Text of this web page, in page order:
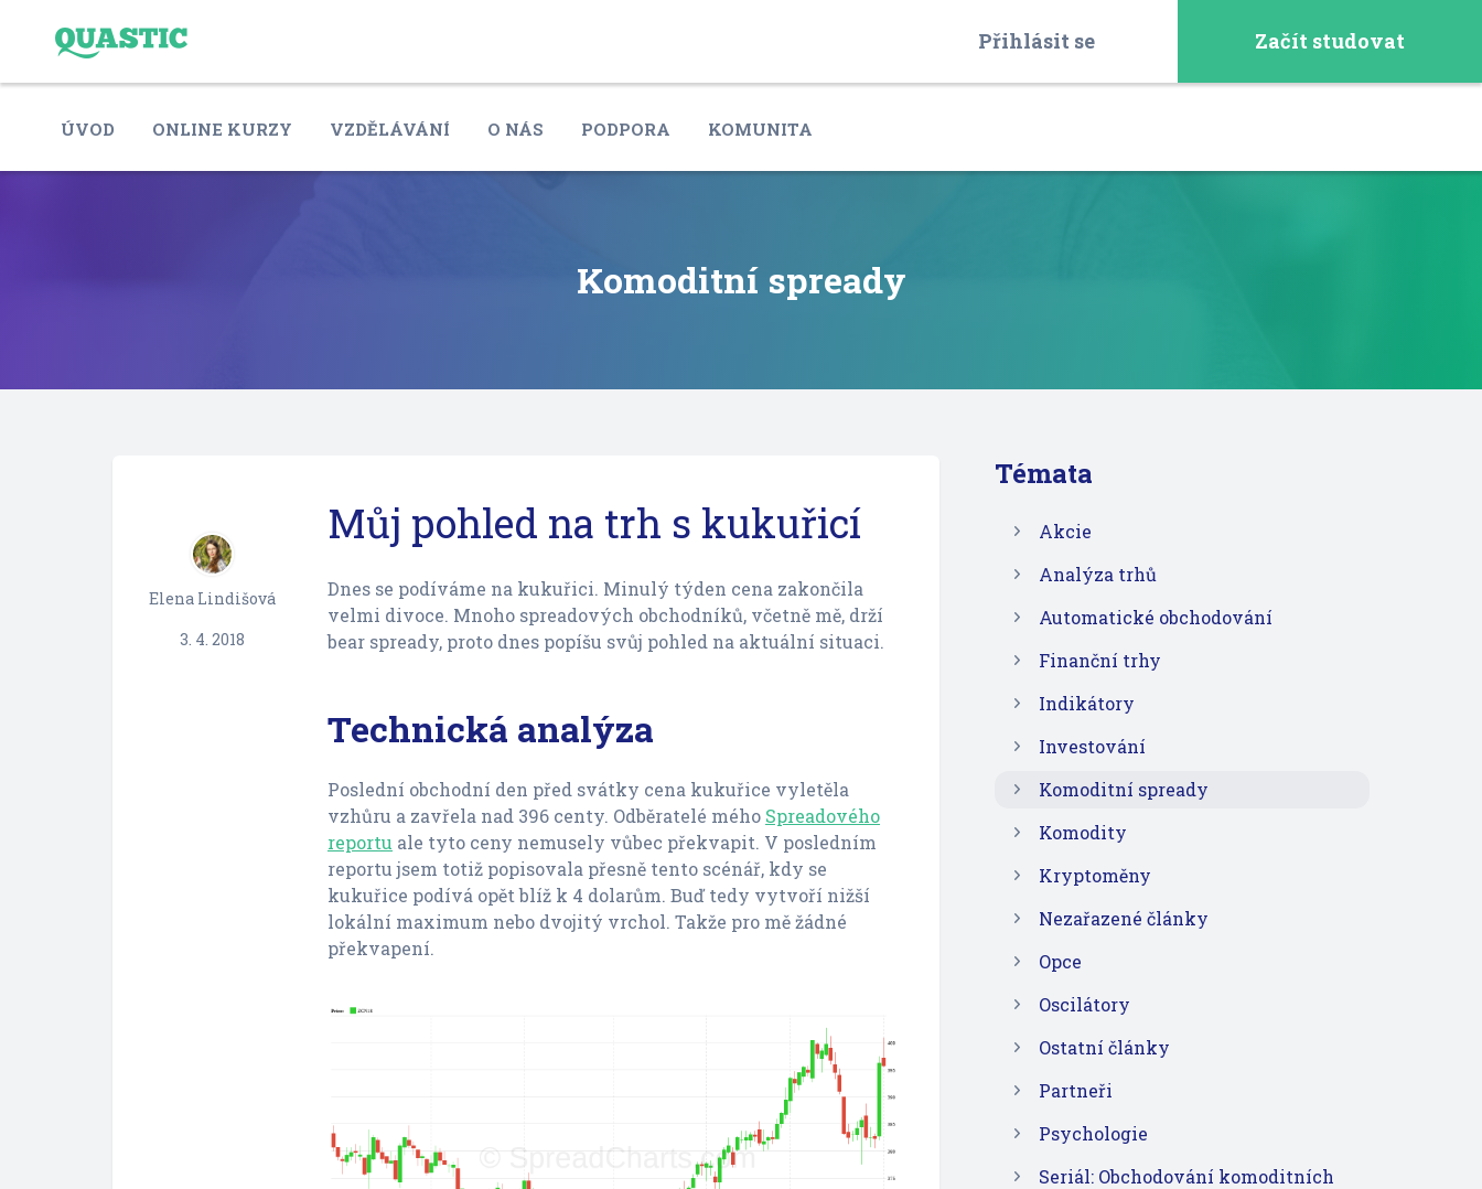
Přihlásit se Začít studovat
ÚVOD ONLINE KURZY VZDĚLÁVÁNÍ O NÁS PODPORA KOMUNITA
Komoditní spready
Můj pohled na trh s kukuřicí
Dnes se podíváme na kukuřici. Minulý týden cena zakončila
velmi divoce. Mnoho spreadových obchodníků, včetně mě, drží
bear spready, proto dnes popíšu svůj pohled na aktuální situaci.
Technická analýza
Poslední obchodní den před svátky cena kukuřice vyletěla
vzhůru a zavřela nad 396 centy. Odběratelé mého Spreadového
reportu ale tyto ceny nemusely vůbec překvapit. V posledním
reportu jsem totiž popisovala přesně tento scénář, kdy se
kukuřice podívá opět blíž k 4 dolarům. Buď tedy vytvoří nižší
lokální maximum nebo dvojitý vrchol. Takže pro mě žádné
překvapení.
Elena Lindišová
3. 4. 2018
Témata
Akcie
Analýza trhů
Automatické obchodování
Finanční trhy
Indikátory
Investování
Komoditní spready
Komodity
Kryptoměny
Nezařazené články
Opce
Oscilátory
Ostatní články
Partneři
Psychologie
Seriál: Obchodování komoditních